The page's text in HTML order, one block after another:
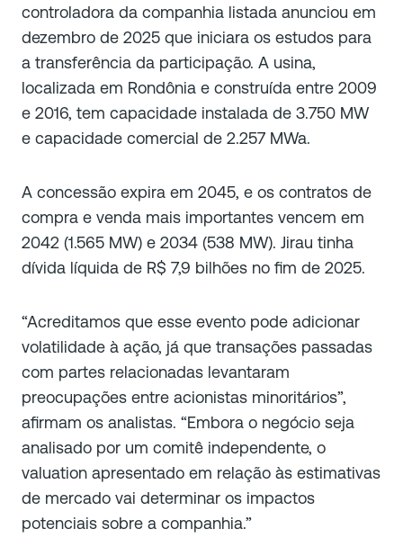
controladora da companhia listada anunciou em
dezembro de 2025 que iniciara os estudos para
a transferência da participação. A usina,
localizada em Rondônia e construída entre 2009
e 2016, tem capacidade instalada de 3.750 MW
e capacidade comercial de 2.257 MWa.
A concessão expira em 2045, e os contratos de
compra e venda mais importantes vencem em
2042 (1.565 MW) e 2034 (538 MW). Jirau tinha
dívida líquida de R$ 7,9 bilhões no fim de 2025.
“Acreditamos que esse evento pode adicionar
volatilidade à ação, já que transações passadas
com partes relacionadas levantaram
preocupações entre acionistas minoritários”,
afirmam os analistas. “Embora o negócio seja
analisado por um comitê independente, o
valuation apresentado em relação às estimativas
de mercado vai determinar os impactos
potenciais sobre a companhia.”